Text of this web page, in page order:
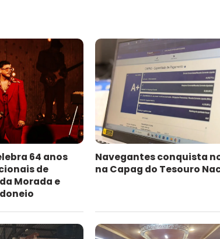
64 anos
de
Morada e
Navegantes conquista
na Capag do Tesouro